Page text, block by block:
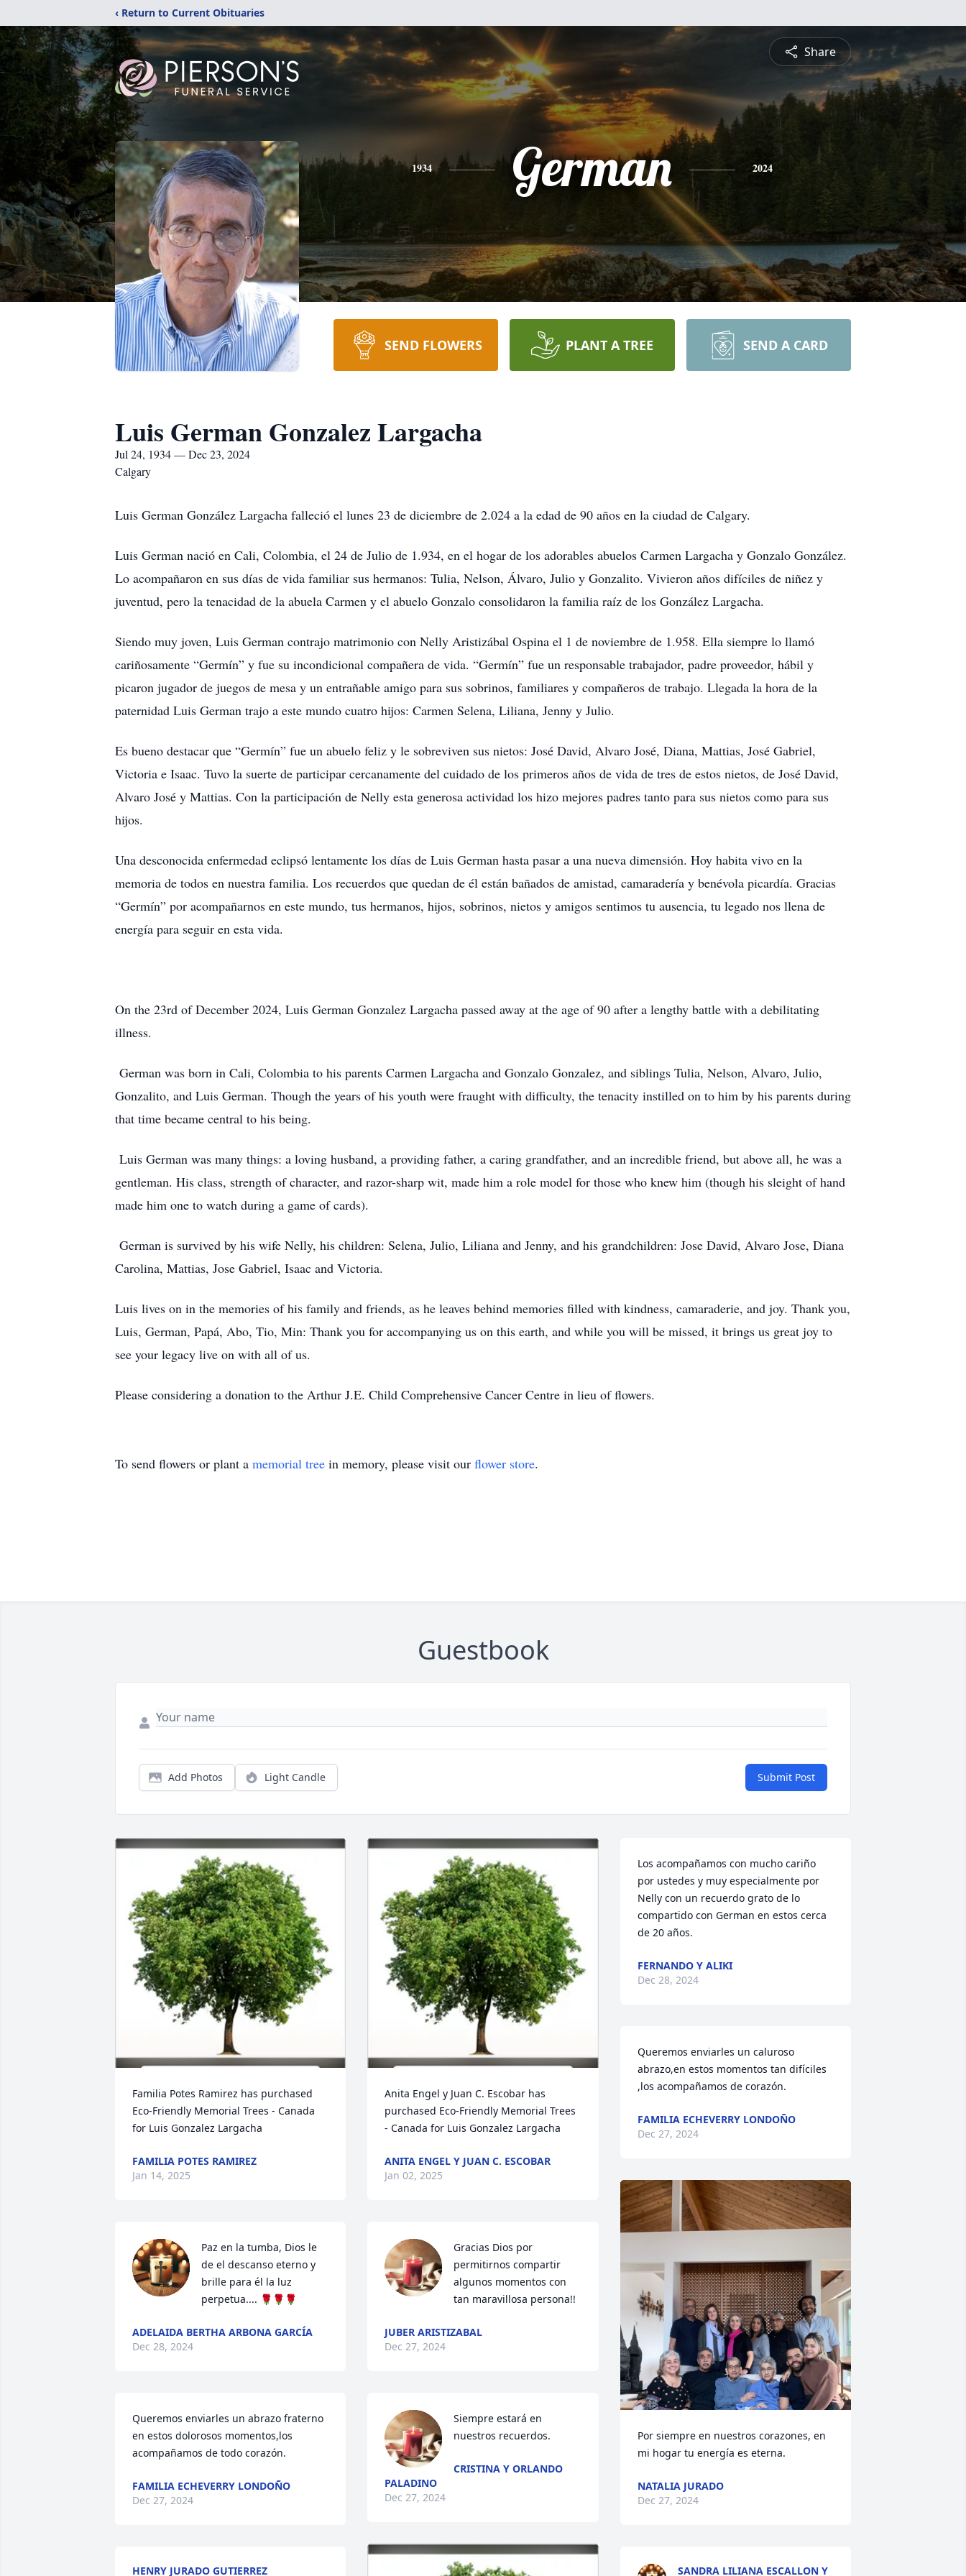
‹ Return to Current Obituaries
Share
1934 German 2024
SEND FLOWERS PLANT A TREE SEND A CARD
Luis German Gonzalez Largacha
Jul 24, 1934 — Dec 23, 2024
Calgary
Luis German González Largacha falleció el lunes 23 de diciembre de 2.024 a la edad de 90 años en la ciudad de Calgary.
Luis German nació en Cali, Colombia, el 24 de Julio de 1.934, en el hogar de los adorables abuelos Carmen Largacha y Gonzalo González.
Lo acompañaron en sus días de vida familiar sus hermanos: Tulia, Nelson, Álvaro, Julio y Gonzalito. Vivieron años difíciles de niñez y
juventud, pero la tenacidad de la abuela Carmen y el abuelo Gonzalo consolidaron la familia raíz de los González Largacha.
Siendo muy joven, Luis German contrajo matrimonio con Nelly Aristizábal Ospina el 1 de noviembre de 1.958. Ella siempre lo llamó
cariñosamente “Germín” y fue su incondicional compañera de vida. “Germín” fue un responsable trabajador, padre proveedor, hábil y
picaron jugador de juegos de mesa y un entrañable amigo para sus sobrinos, familiares y compañeros de trabajo. Llegada la hora de la
paternidad Luis German trajo a este mundo cuatro hijos: Carmen Selena, Liliana, Jenny y Julio.
Es bueno destacar que “Germín” fue un abuelo feliz y le sobreviven sus nietos: José David, Alvaro José, Diana, Mattias, José Gabriel,
Victoria e Isaac. Tuvo la suerte de participar cercanamente del cuidado de los primeros años de vida de tres de estos nietos, de José David,
Alvaro José y Mattias. Con la participación de Nelly esta generosa actividad los hizo mejores padres tanto para sus nietos como para sus
hijos.
Una desconocida enfermedad eclipsó lentamente los días de Luis German hasta pasar a una nueva dimensión. Hoy habita vivo en la
memoria de todos en nuestra familia. Los recuerdos que quedan de él están bañados de amistad, camaradería y benévola picardía. Gracias
“Germín” por acompañarnos en este mundo, tus hermanos, hijos, sobrinos, nietos y amigos sentimos tu ausencia, tu legado nos llena de
energía para seguir en esta vida.
On the 23rd of December 2024, Luis German Gonzalez Largacha passed away at the age of 90 after a lengthy battle with a debilitating
illness.
German was born in Cali, Colombia to his parents Carmen Largacha and Gonzalo Gonzalez, and siblings Tulia, Nelson, Alvaro, Julio,
Gonzalito, and Luis German. Though the years of his youth were fraught with difficulty, the tenacity instilled on to him by his parents during
that time became central to his being.
Luis German was many things: a loving husband, a providing father, a caring grandfather, and an incredible friend, but above all, he was a
gentleman. His class, strength of character, and razor-sharp wit, made him a role model for those who knew him (though his sleight of hand
made him one to watch during a game of cards).
German is survived by his wife Nelly, his children: Selena, Julio, Liliana and Jenny, and his grandchildren: Jose David, Alvaro Jose, Diana
Carolina, Mattias, Jose Gabriel, Isaac and Victoria.
Luis lives on in the memories of his family and friends, as he leaves behind memories filled with kindness, camaraderie, and joy. Thank you,
Luis, German, Papá, Abo, Tio, Min: Thank you for accompanying us on this earth, and while you will be missed, it brings us great joy to
see your legacy live on with all of us.
Please considering a donation to the Arthur J.E. Child Comprehensive Cancer Centre in lieu of flowers.
To send flowers or plant a memorial tree in memory, please visit our flower store.
Guestbook
Add Photos Light Candle Submit Post
Familia Potes Ramirez has purchased
Eco-Friendly Memorial Trees - Canada
for Luis Gonzalez Largacha
FAMILIA POTES RAMIREZ
Jan 14, 2025
Paz en la tumba, Dios le
de el descanso eterno y
brille para él la luz
perpetua.... 🌹🌹🌹
ADELAIDA BERTHA ARBONA GARCÍA
Dec 28, 2024
Queremos enviarles un abrazo fraterno
en estos dolorosos momentos,los
acompañamos de todo corazón.
FAMILIA ECHEVERRY LONDOÑO
Dec 27, 2024
HENRY JURADO GUTIERREZ
Anita Engel y Juan C. Escobar has
purchased Eco-Friendly Memorial Trees
- Canada for Luis Gonzalez Largacha
ANITA ENGEL Y JUAN C. ESCOBAR
Jan 02, 2025
Gracias Dios por
permitirnos compartir
algunos momentos con
tan maravillosa persona!!
JUBER ARISTIZABAL
Dec 27, 2024
Siempre estará en
nuestros recuerdos.
CRISTINA Y ORLANDO
PALADINO
Dec 27, 2024
Los acompañamos con mucho cariño
por ustedes y muy especialmente por
Nelly con un recuerdo grato de lo
compartido con German en estos cerca
de 20 años.
FERNANDO Y ALIKI
Dec 28, 2024
Queremos enviarles un caluroso
abrazo,en estos momentos tan difíciles
,los acompañamos de corazón.
FAMILIA ECHEVERRY LONDOÑO
Dec 27, 2024
Por siempre en nuestros corazones, en
mi hogar tu energía es eterna.
NATALIA JURADO
Dec 27, 2024
SANDRA LILIANA ESCALLON Y